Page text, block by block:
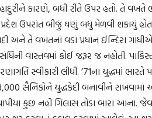
કારણે, બધી રીતે ઉપર હતો. તે વખતે
ઉપરાંત બીજું ઘણું બધું મેળવી શકાયું
અને તે વખતનાં વડાં પ્રધાન ઈન્દિરા ગાંધીએ
વાસ્તવમાં કોઈ જરૂર જ નહોતી.
સ્વીકારી લીધી. ’71ના યુદ્ધમાં ભારતે
સૈનિકોને યુદ્ધકેદી બનાવીને
કુછ નહીં ગિલાસ તોડા બારા આના.